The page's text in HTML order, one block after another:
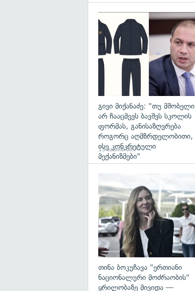
გივი მიქანაძე: "თუ მშობელი
არ ჩააცმევს ბავშვს სკოლის
ფორმას, განისაზღვრება
როგორც აღმზრდელობითი,
ისე კონკრეტული
მექანიზმები"
13 საათის წინ
თინა ბოკუჩავა "ერთიანი
ნაციონალური მოძრაობის"
ყრილობაზე მივიდა —